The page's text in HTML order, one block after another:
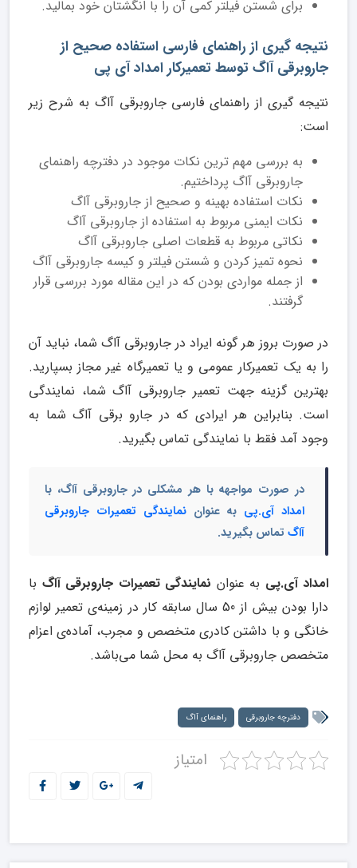
برای شستن فیلتر کمی آن را با انگشتان خود بمالید.
نتیجه گیری از راهنمای فارسی استفاده صحیح از
جاروبرقی آاگ توسط تعمیرکار امداد آی پی
نتیجه گیری از راهنمای فارسی جاروبرقی آاگ به شرح زیر
است:
به بررسی مهم ترین نکات موجود در دفترچه راهنمای
جاروبرقی آاگ پرداختیم.
نکات استفاده بهینه و صحیح از جاروبرقی آاگ
نکات ایمنی مربوط به استفاده از جاروبرقی آاگ
نکاتی مربوط به قطعات اصلی جاروبرقی آاگ
نحوه تمیز کردن و شستن فیلتر و کیسه جاروبرقی آاگ
از جمله مواردی بودن که در این مقاله مورد بررسی قرار
گرفتند.
در صورت بروز هر گونه ایراد در جاروبرقی آاگ شما، نباید آن
را به یک تعمیرکار عمومی و یا تعمیرگاه غیر مجاز بسپارید.
بهترین گزینه جهت تعمیر جاروبرقی آاگ شما، نمایندگی
است. بنابراین هر ایرادی که در جارو برقی آاگ شما به
وجود آمد فقط با نمایندگی تماس بگیرید.
در صورت مواجهه با هر مشکلی در جاروبرقی آاگ، با
امداد آی.پی به عنواننمایندگی تعمیرات جاروبرقی
آاگ تماس بگیرید.
امداد آی.پی به عنوان نمایندگی تعمیرات جاروبرقی آاگ با
دارا بودن بیش از 50 سال سابقه کار در زمینه‌ی تعمیر لوازم
خانگی و با داشتن کادری متخصص و مجرب، آماده‌ی اعزام
متخصص جاروبرقی آاگ به محل شما می‌باشد.
دفترچه جاروبرقی راهنمای آاگ
امتیاز